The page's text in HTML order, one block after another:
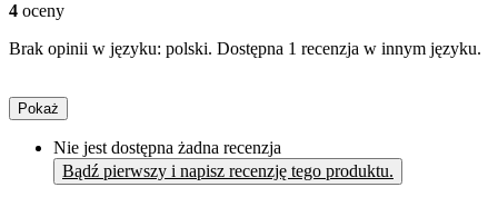
4 oceny
Brak opinii w języku: polski. Dostępna 1 recenzja w innym języku.
Pokaż
Nie jest dostępna żadna recenzja
Bądź pierwszy i napisz recenzję tego produktu.